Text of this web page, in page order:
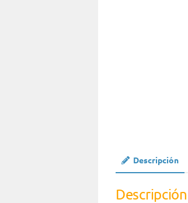
Descripción
Descripción